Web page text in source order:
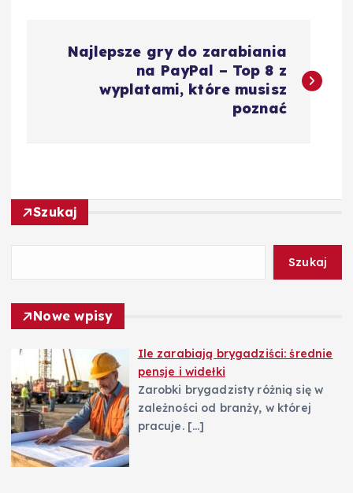
g
a
c
j
a
w
p
i
Najlepsze gry do zarabiania
na PayPal – Top 8 z
wyplatami, które musisz
poznać
Szukaj
Szukaj
Nowe wpisy
Ile zarabiają brygadziści: średnie
pensje i widełki
Zarobki brygadzisty różnią się w
zależności od branży, w której
pracuje. […]